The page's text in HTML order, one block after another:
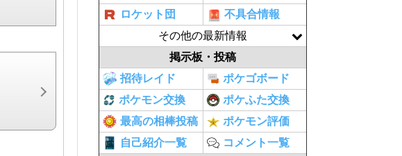
ロケット団
不具合情報
その他の最新情報
掲示板・投稿
招待レイド
ポケゴボード
ポケモン交換
ポケふた交換
最高の相棒投稿
ポケモン評価
自己紹介一覧
コメント一覧